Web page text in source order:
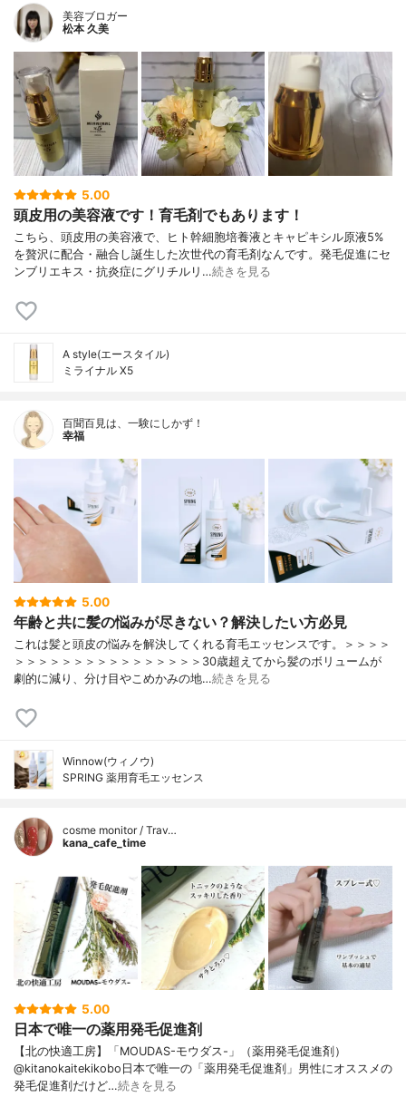
美容ブロガー
松本 久美
5.00
頭皮用の美容液です！育毛剤でもあります！
こちら、頭皮用の美容液で、ヒト幹細胞培養液とキャピキシル原液5%
を贅沢に配合・融合し誕生した次世代の育毛剤なんです。発毛促進にセ
ンブリエキス・抗炎症にグリチルリ…続きを見る
A style(エースタイル)
ミライナル X5
百聞百見は、一験にしかず！
幸福
5.00
年齢と共に髪の悩みが尽きない？解決したい方必見
これは髪と頭皮の悩みを解決してくれる育毛エッセンスです。＞＞＞＞
＞＞＞＞＞＞＞＞＞＞＞＞＞＞＞＞30歳超えてから髪のボリュームが
劇的に減り、分け目やこめかみの地…続きを見る
Winnow(ウィノウ)
SPRING 薬用育毛エッセンス
cosme monitor / Trav…
kana_cafe_time
5.00
日本で唯一の薬用発毛促進剤
【北の快適工房】「MOUDAS-モウダス-」（薬用発毛促進剤）
@kitanokaitekikobo日本で唯一の「薬用発毛促進剤」男性にオススメの
発毛促進剤だけど…続きを見る